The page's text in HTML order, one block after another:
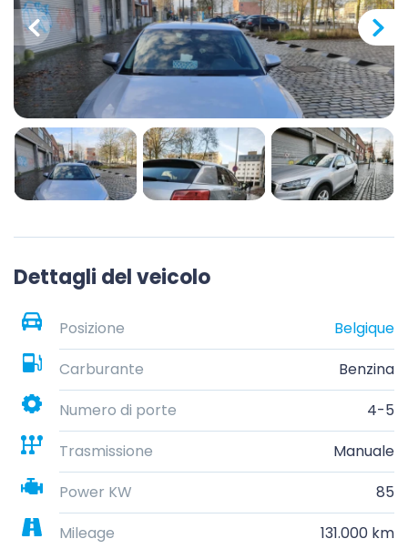
Dettagli del veicolo
Posizione
Belgique
Carburante
Benzina
Numero di porte
4-5
Trasmissione
Manuale
Power KW
85
Mileage
131.000 km